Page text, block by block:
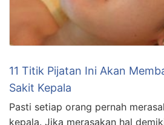
11 Titik Pijatan Ini Akan
Sakit Kepala
Pasti setiap orang pernah
kepala. Jika merasakan hal